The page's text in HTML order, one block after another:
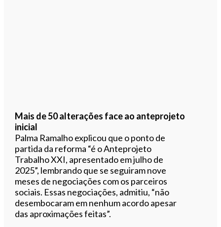
Mais de 50 alterações face ao anteprojeto
inicial
Palma Ramalho explicou que o ponto de
partida da reforma “é o Anteprojeto
Trabalho XXI, apresentado em julho de
2025”, lembrando que se seguiram nove
meses de negociações com os parceiros
sociais. Essas negociações, admitiu, “não
desembocaram em nenhum acordo apesar
das aproximações feitas”.